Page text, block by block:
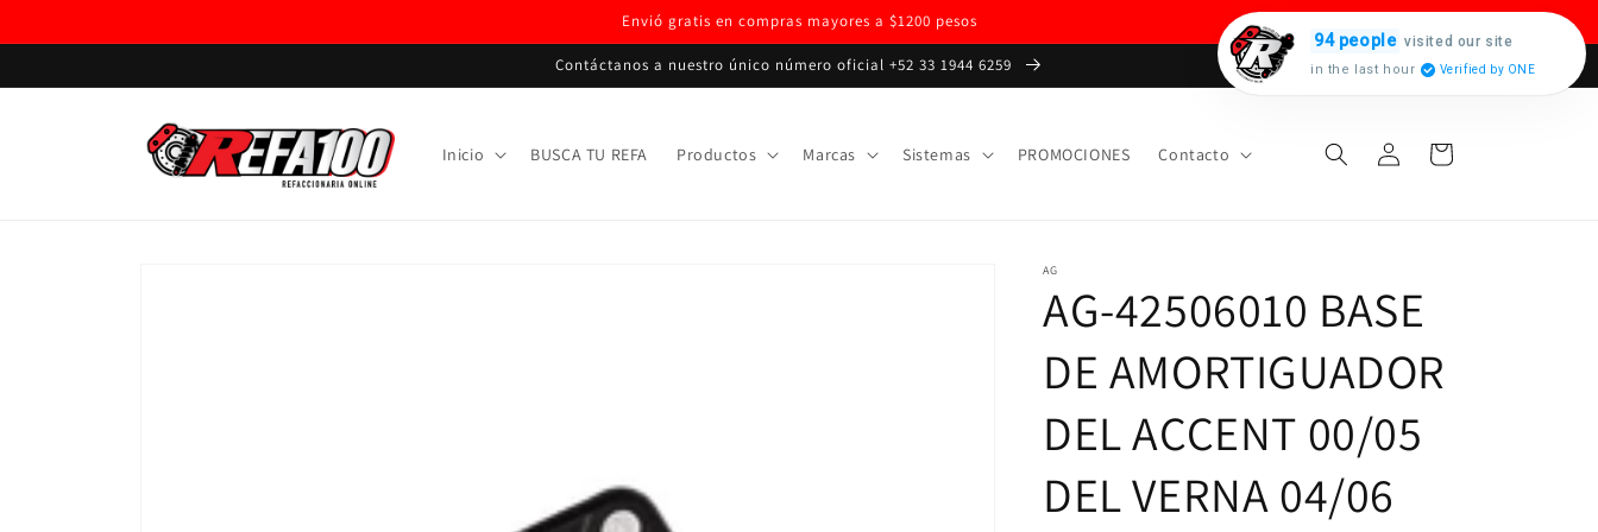
al contenido
Envió gratis en compras mayores a $1200 pesos
Contáctanos a nuestro único número oficial +52 33 1944 6259
Inicio BUSCA TU REFA Productos Marcas Sistemas PROMOCIONES Contacto
Iniciar
sesión
Carrito
AG
AG-42506010 BASE
DE AMORTIGUADOR
DEL ACCENT 00/05
DEL VERNA 04/06
94 people visited our site
in the last hour Verified by ONE